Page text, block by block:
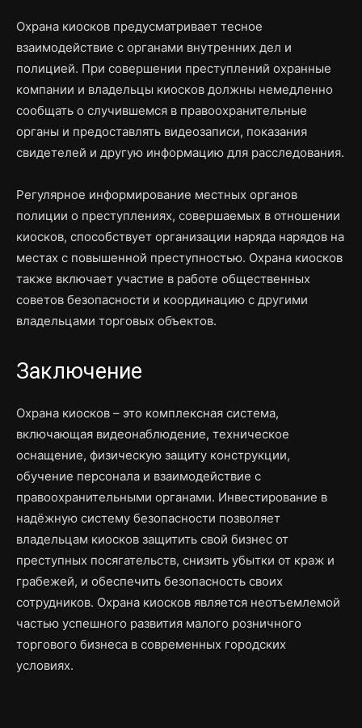
Охрана киосков предусматривает тесное
взаимодействие с органами внутренних дел и
полицией. При совершении преступлений охранные
компании и владельцы киосков должны немедленно
сообщать о случившемся в правоохранительные
органы и предоставлять видеозаписи, показания
свидетелей и другую информацию для расследования.
Регулярное информирование местных органов
полиции о преступлениях, совершаемых в отношении
киосков, способствует организации наряда нарядов на
местах с повышенной преступностью. Охрана киосков
также включает участие в работе общественных
советов безопасности и координацию с другими
владельцами торговых объектов.
Заключение
Охрана киосков – это комплексная система,
включающая видеонаблюдение, техническое
оснащение, физическую защиту конструкции,
обучение персонала и взаимодействие с
правоохранительными органами. Инвестирование в
надёжную систему безопасности позволяет
владельцам киосков защитить свой бизнес от
преступных посягательств, снизить убытки от краж и
грабежей, и обеспечить безопасность своих
сотрудников. Охрана киосков является неотъемлемой
частью успешного развития малого розничного
торгового бизнеса в современных городских
условиях.